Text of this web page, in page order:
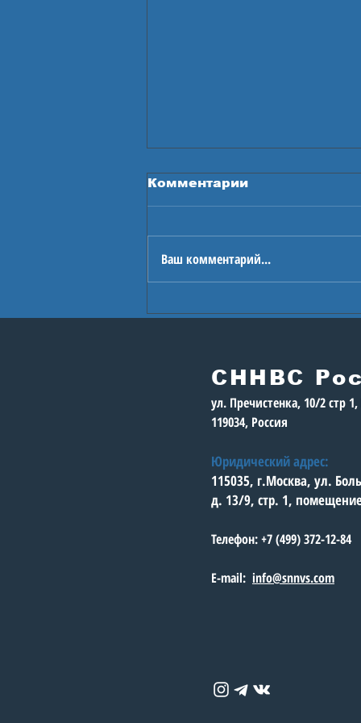
Игры будущего
Комментарии
Ваш комментарий...
СННВС
ул. Пречистенка, 10/2 стр
119034, Россия
Юридический адрес:
115035, г.Москва, ул.
д. 13/9, стр. 1,
Телефон: +7 (499) 372-12-84
E-mail: info@snnvs.com